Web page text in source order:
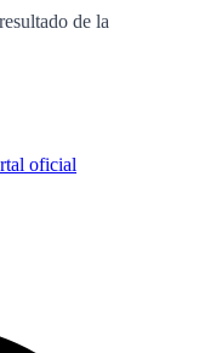
de la
oficial